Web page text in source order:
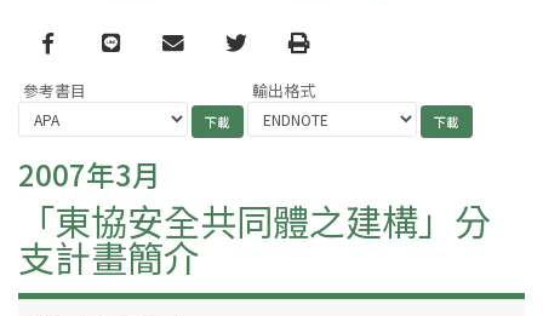
Facebook
line email TwitterPrint
參考書目 輸出格式
2007年3月
「東協安全共同體之建構」分
支計畫簡介